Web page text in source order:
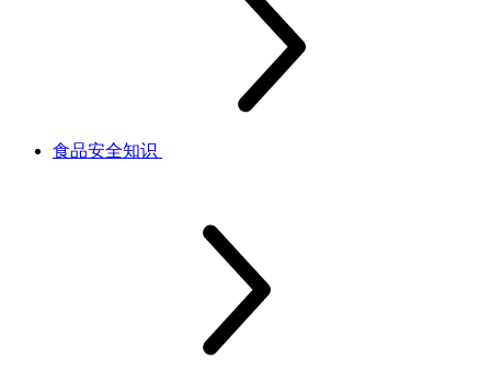
食品安全知识